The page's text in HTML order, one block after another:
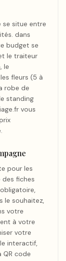
se situe entre
dans
budget se
le traiteur
le
fleurs (5 à
robe de
standing
vous
pour les
des fiches
le souhaitez,
votre
à votre
votre
interactif,
code